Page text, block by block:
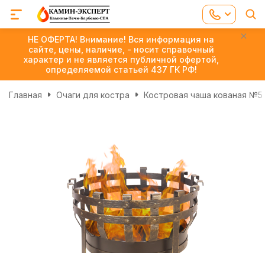
НЕ ОФЕРТА! Внимание! Вся информация на
сайте, цены, наличие, - носит справочный
характер и не является публичной офертой,
определяемой статьей 437 ГК РФ!
Главная Очаги для костра Костровая чаша кованая №5